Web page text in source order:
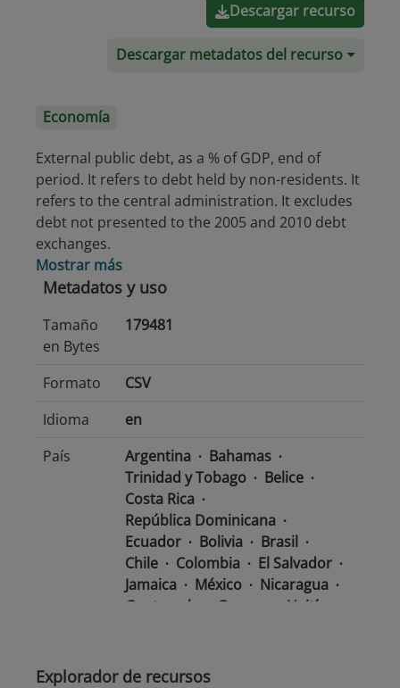
Descargar recurso
Descargar metadatos del recurso
Economía
External public debt, as a % of GDP, end of
period. It refers to debt held by non-residents. It
refers to the central administration. It excludes
debt not presented to the 2005 and 2010 debt
exchanges.
Mostrar más
Metadatos y uso
Tamaño
en Bytes
179481
Formato
CSV
Idioma
en
País
Argentina
Bahamas
Trinidad y Tobago
Belice
Costa Rica
República Dominicana
Ecuador
Bolivia
Brasil
Chile
Colombia
El Salvador
Jamaica
México
Nicaragua
Guatemala
Guyana
Haití
Barbados
Paraguay
Explorador de recursos